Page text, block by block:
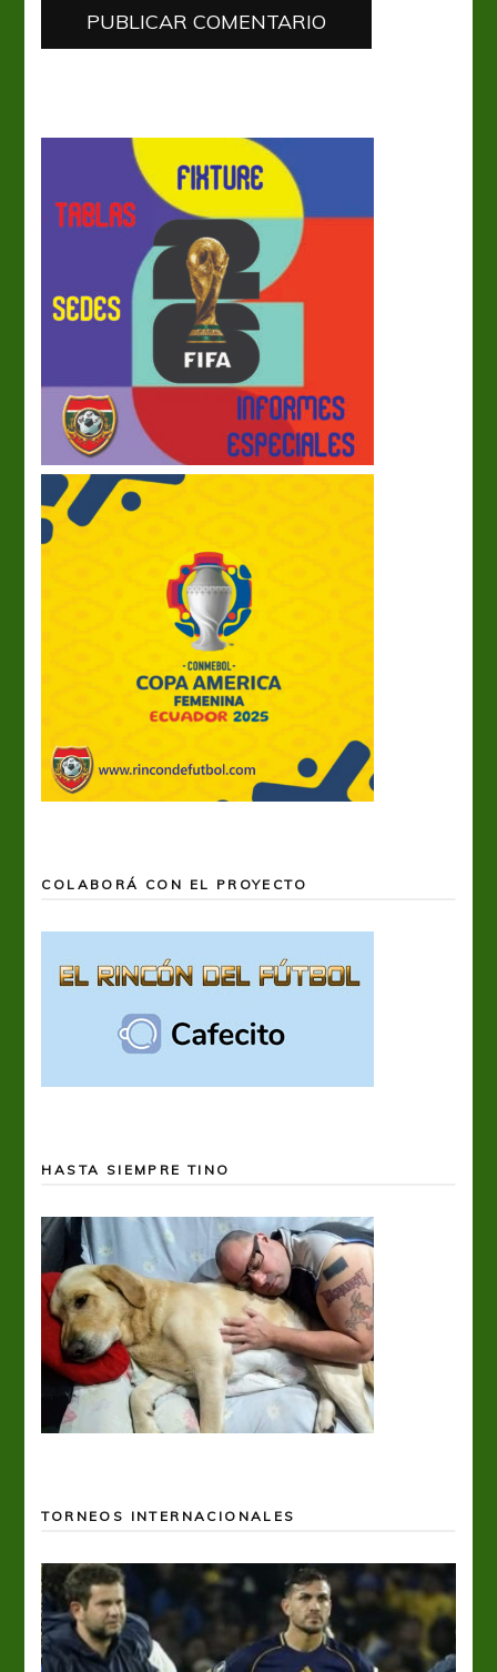
COLABORÁ CON EL PROYECTO
HASTA SIEMPRE TINO
TORNEOS INTERNACIONALES